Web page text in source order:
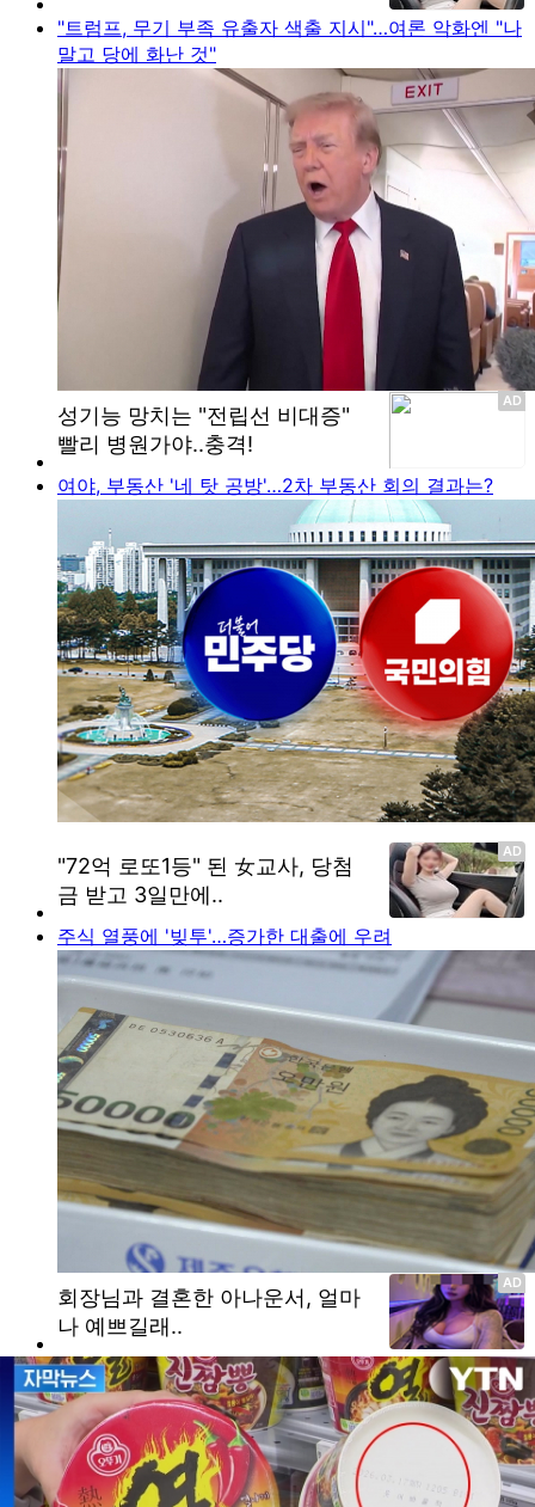
"트럼프, 무기 부족 유출자 색출 지시"…여론 악화엔 "나
말고 당에 화난 것"
여야, 부동산 '네 탓 공방'…2차 부동산 회의 결과는?
주식 열풍에 '빚투'…증가한 대출에 우려
온열 질환자 185명…"범정부 총력 대응체계 가동"